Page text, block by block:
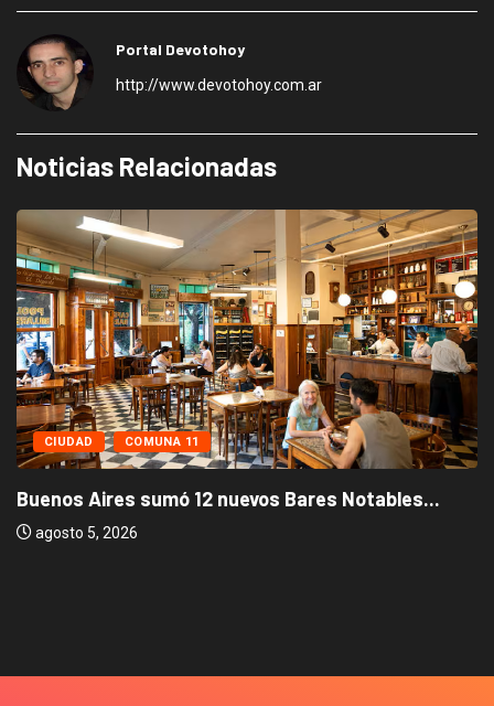
Portal Devotohoy
http://www.devotohoy.com.ar
Noticias Relacionadas
CIUDAD COMUNA 11
Buenos Aires sumó 12 nuevos Bares Notables...
agosto 5, 2026